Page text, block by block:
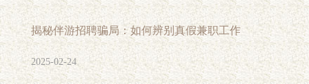
揭秘伴游招聘骗局：如何辨别真假兼职工作
2025-02-24